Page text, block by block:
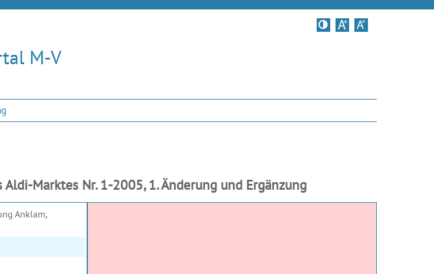
M-V
Kontrastversion
Marktes Nr. 1-2005, 1. Änderung und Ergänzung
Anklam,